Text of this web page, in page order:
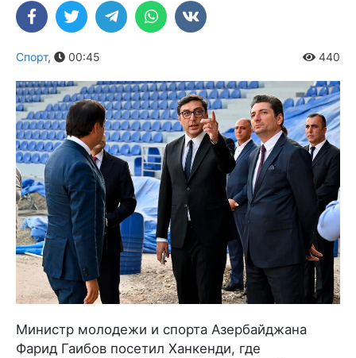
Спорт, 00:45 440
Министр молодежи и спорта Азербайджана
Фарид Гаибов посетил Ханкенди, где